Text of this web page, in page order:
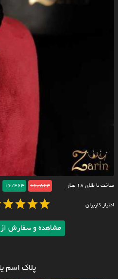
ساخت با طلای ۱۸ عیار 16/563
16/463
امتیاز کاربران
مشاهده و سفارش از
پلاک اسم